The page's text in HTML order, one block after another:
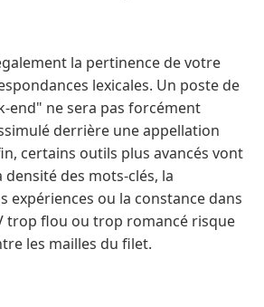
la pertinence de votre
lexicales. Un poste de
end" ne sera pas forcément
derrière une appellation
certains outils plus avancés vont
densité des mots-clés, la
expériences ou la constance dans
trop flou ou trop romancé risque
les mailles du filet.